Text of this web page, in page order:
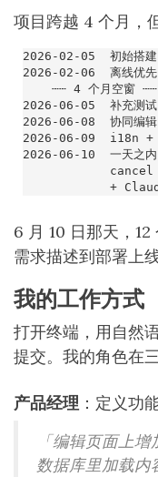
项目跨越 4 个月，
6 月 10 日那天，
需求描述到部署上
我的工作方式
打开终端，用自然
提交。我的角色在
产品经理 ：定义功
「编辑页面上
数据库里加载内